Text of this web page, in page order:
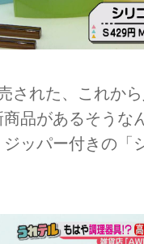
された、これか
品があるそうな
ッパー付きの「